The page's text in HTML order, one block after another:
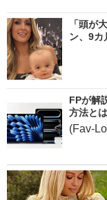
「頭が
ン、9カ
FPが解
方法と
(Fav-